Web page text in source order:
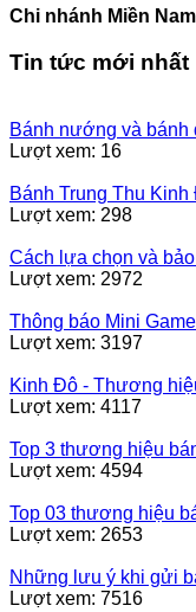
Chi nhánh Miền
Tin tức mới nhất
Bánh nướng và bánh
Lượt xem: 16
Bánh Trung Thu
Lượt xem: 298
Cách lựa chọn và
Lượt xem: 2972
Thông báo Mini
Lượt xem: 3197
Kinh Đô - Thương
Lượt xem: 4117
Top 3 thương hiệu
Lượt xem: 4594
Top 03 thương hiệu
Lượt xem: 2653
Những lưu ý khi gửi
Lượt xem: 7516